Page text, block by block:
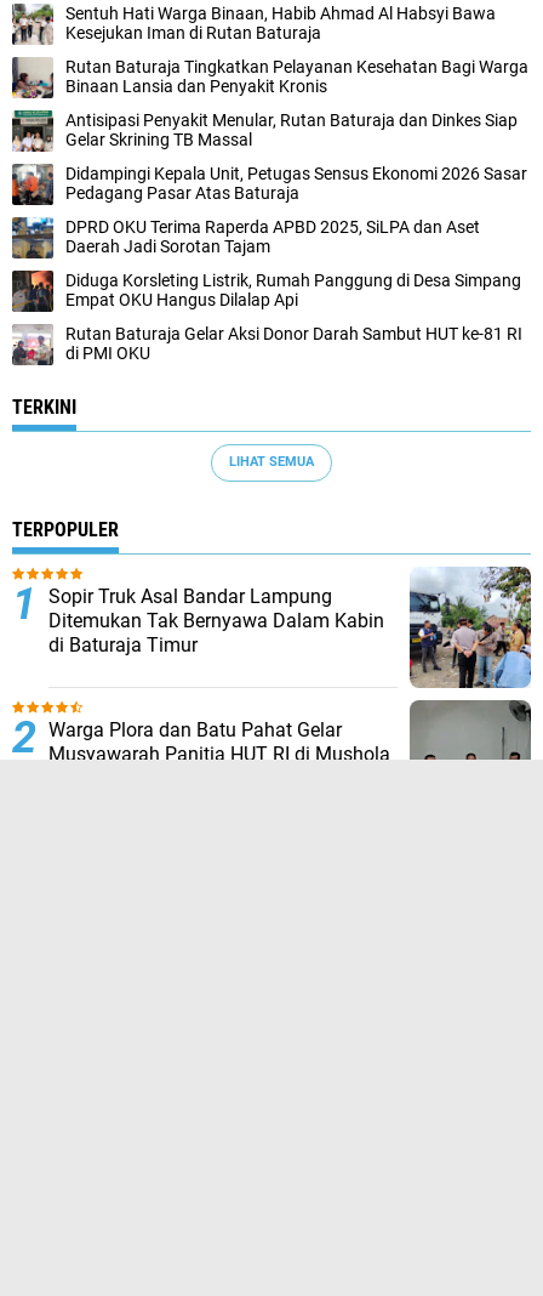
Sentuh Hati Warga Binaan, Habib Ahmad Al Habsyi Bawa
Kesejukan Iman di Rutan Baturaja
Rutan Baturaja Tingkatkan Pelayanan Kesehatan Bagi Warga
Binaan Lansia dan Penyakit Kronis
Antisipasi Penyakit Menular, Rutan Baturaja dan Dinkes Siap
Gelar Skrining TB Massal
Didampingi Kepala Unit, Petugas Sensus Ekonomi 2026 Sasar
Pedagang Pasar Atas Baturaja
DPRD OKU Terima Raperda APBD 2025, SiLPA dan Aset
Daerah Jadi Sorotan Tajam
Diduga Korsleting Listrik, Rumah Panggung di Desa Simpang
Empat OKU Hangus Dilalap Api
Rutan Baturaja Gelar Aksi Donor Darah Sambut HUT ke-81 RI
di PMI OKU
TERKINI
LIHAT SEMUA
TERPOPULER
Sopir Truk Asal Bandar Lampung
Ditemukan Tak Bernyawa Dalam Kabin
di Baturaja Timur
Warga Plora dan Batu Pahat Gelar
Musyawarah Panitia HUT RI di Mushola